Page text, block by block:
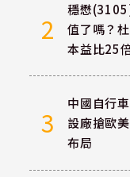
2
穩懋
值了嗎？
本益比25
3
中國自行
設廠搶歐
布局